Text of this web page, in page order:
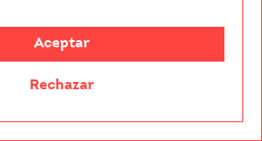
estrés y te ayudará a cumplir
de forma profesional.Una
es clave para ganar la
Aceptar
Rechazar